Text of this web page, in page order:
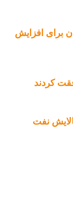
برای افزایش
پالایش نفت